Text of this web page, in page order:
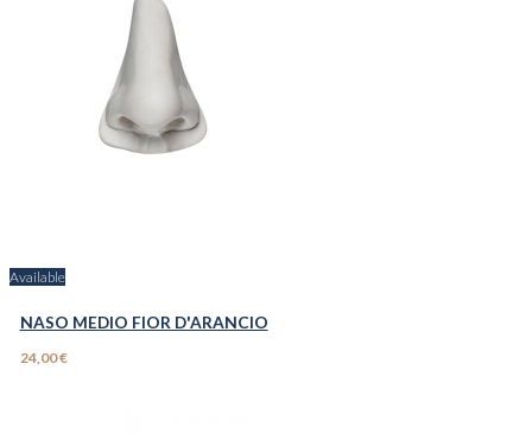
Available
NASO MEDIO FIOR D'ARANCIO
24,00 €